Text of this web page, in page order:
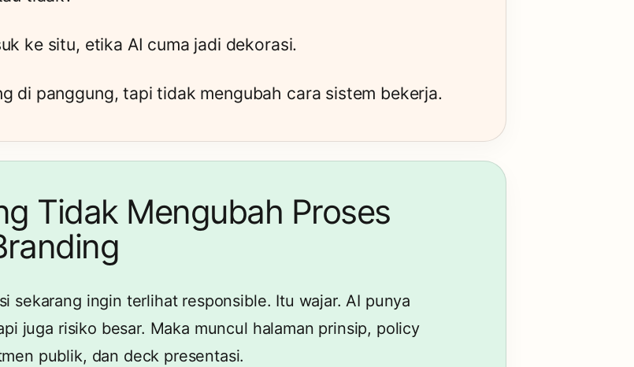
ke situ, etika AI cuma jadi dekorasi.
di panggung, tapi tidak mengubah cara sistem bekerja.
Tidak Mengubah Proses
sekarang ingin terlihat responsible. Itu wajar. AI punya
juga risiko besar. Maka muncul halaman prinsip, policy
publik, dan deck presentasi.